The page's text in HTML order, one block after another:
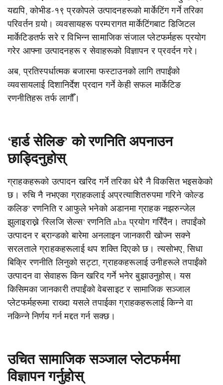
यद्यपि, कोभीड-१९ प्रकोपले उत्पादनहरूको मार्केटिंग गर्ने तरिका
परिवर्तन गर्‍यो। व्यवसायहरू परम्परागत मार्केटिंगबाट डिजिटल
मार्केटिङतर्फ सरे र विभिन्न सामाजिक संजाल प्लेटफर्महरू प्रयोग
गरेर आफ्ना उत्पादनहरू र सेवाहरूको विज्ञापन र प्रवर्दन गरे।
अब, प्रतिस्पर्धात्मक बजारमा फस्टाउनको लागि तपाईंको
व्यवसायलाई दिशानिर्देश प्रदान गर्ने केही सफल मार्केटिङ
रणनीतिहरू तर्फ लागौँ।
‘हार्ड सेलिङ’ को रणनिति अपनाउन
छाड्दिनुहोस्
ग्राहकहरूको उत्पादन खरिद गर्ने तरिका धेरै नै विकसित भइसकेको
छ। रुचि नै नभएका ग्राहकलाई अप्रत्याशितरुपमा गरिने ‘कोल्ड
कलिङ’ रणनिति र आफुले भनेको अडानमा ग्राहक नझरुन्जेल
झुलाइराख्ने ‘स्लिजि सेल्स’ रणनिति aba प्रयोग गरिँदैन। तपाईंको
उत्पादन र ब्रान्डको बारेमा अनलाइन जानकारी खोज्न सक्ने
सरलताले ग्राहकहरूलाई थप शक्ति दिएको छ। त्यसोभए, सिधा
बिक्रि रणनीति लिनुको सट्टा, ग्राहकहरूलाई उनीहरूले तपाईंको
उत्पादन वा सेवाहरू किन खरिद गर्ने भनेर बुझाउनुहोस्। यस
किसिमका जानकारी तपाईंको वेबसाइट र सामाजिक सञ्जाल
प्लेटफर्महरूमा राख्दा यसले तपाईका ग्राहकहरूलाई किन्ने वा
नकिन्ने निर्णय गर्न मद्दत गर्न सक्छ।
उचित सामाजिक सञ्जाल प्लेटफर्ममा
विज्ञापन गर्नुहोस्